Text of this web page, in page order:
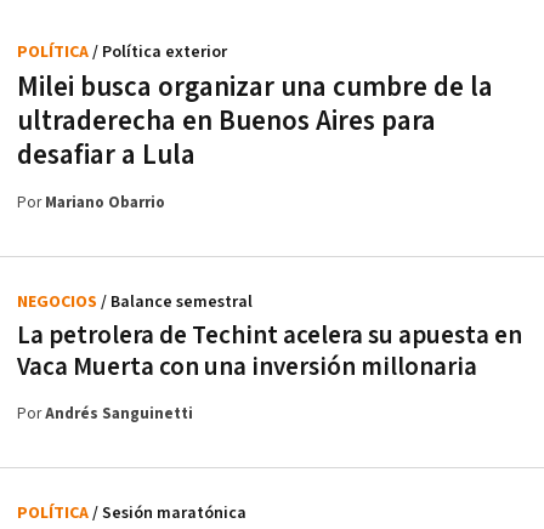
Milei busca organizar una cumbre de la
ultraderecha en Buenos Aires para
desafiar a Lula
POLÍTICA/ Política exterior
PorMariano Obarrio
La petrolera de Techint acelera su apuesta en
Vaca Muerta con una inversión millonaria
NEGOCIOS / Balance semestral
PorAndrés Sanguinetti
POLÍTICA/ Sesión maratónica